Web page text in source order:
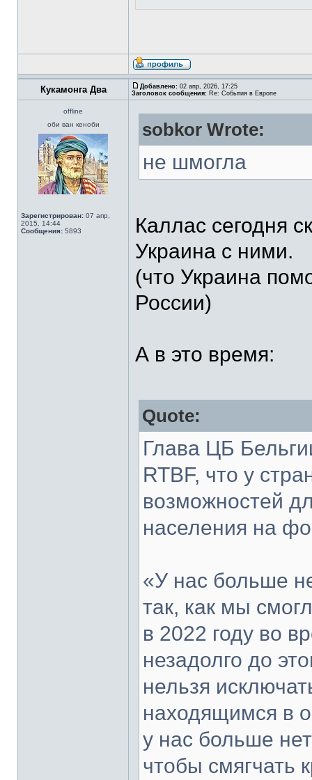
Кукамонга Два Добавлено: 02 апр, 2026, 17:25
Заголовок сообщения: Re: События в Европе
offline
оби ван кеноби
Зарегистрирован: 07 апр,
2015, 14:44
Сообщения: 5893
sobkor Wrote:
не шмогла
Каллас сегодня
Украина с ними.
(что Украина
России)
А в это время:
Quote:
Глава ЦБ
RTBF, что у
возможностей
населения на
«У нас больше
так, как мы
в 2022 году во
незадолго до
нельзя
находящимся в
у нас больше
чтобы смягчать